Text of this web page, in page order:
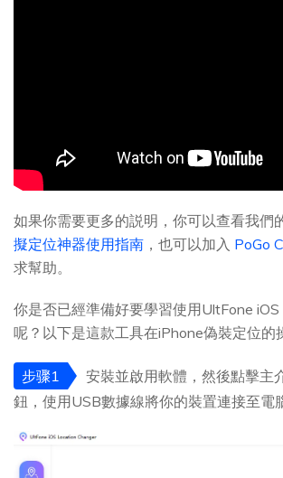
如果你需要更多的説明，你可以查看我們
擬定位神器使用指南 ，也可以加入 PoGo
求幫助。
你是否已經準備好要學習使用UltFone
呢？以下是這款工具在iPhone偽裝定位的
步骤1
安裝並啟用軟體，然後點擊主
鈕，使用USB數據線將你的裝置連接至電